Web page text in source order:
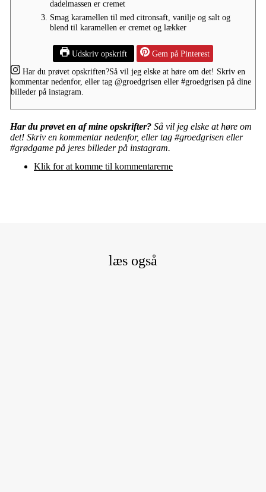
dadelmassen er cremet
Smag karamellen til med citronsaft, vanilje og salt og
blend til karamellen er cremet og lækker
Udskriv opskrift
Gem på Pinterest
Har du prøvet opskriften?Så vil jeg elske at høre om det! Skriv en
kommentar nedenfor, eller tag @groedgrisen eller #groedgrisen på dine
billeder på instagram.
Har du prøvet en af mine opskrifter? Så vil jeg elske at høre om
det! Skriv en kommentar nedenfor, eller tag #groedgrisen eller
#grødgame på jeres billeder på instagram.
Klik for at komme til kommentarerne
læs også